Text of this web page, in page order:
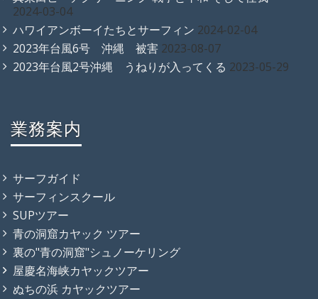
2024-03-04
ハワイアンボーイたちとサーフィン 2024-02-04
2023年台風6号 沖縄 被害 2023-08-07
2023年台風2号沖縄 うねりが入ってくる 2023-05-29
業務案内
サーフガイド
サーフィンスクール
SUPツアー
青の洞窟カヤック ツアー
裏の"青の洞窟"シュノーケリング
屋慶名海峡カヤックツアー
ぬちの浜 カヤックツアー